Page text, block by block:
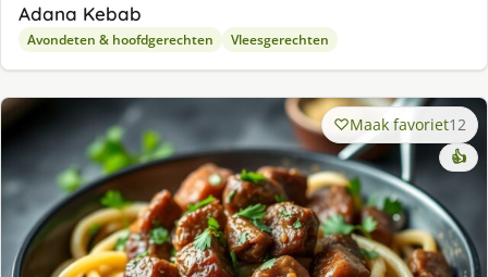
Adana Kebab
Avondeten & hoofdgerechten Vleesgerechten
Maak favoriet12
👍